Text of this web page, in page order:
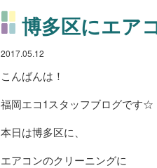
博多区にエア
2017.05.12
こんばんは！
福岡エコ1スタッフブログです☆
本日は博多区に、
エアコンのクリーニングに